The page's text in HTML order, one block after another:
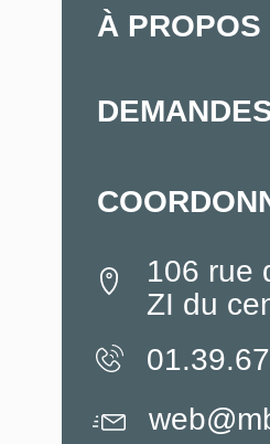
À
106 rue
ZI du